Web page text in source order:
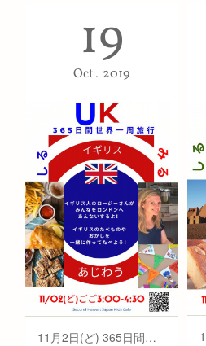
19
Oct 2019
11月2日(ど) 365日間世界一周旅行 (イギリス編)